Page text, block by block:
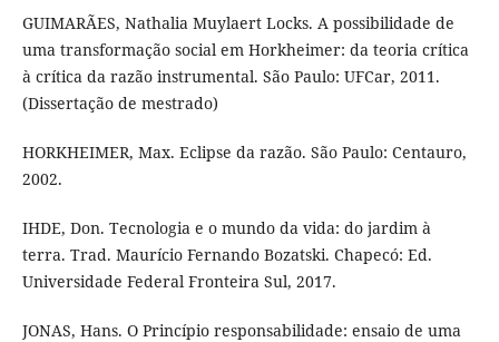
GUIMARÃES, Nathalia Muylaert Locks. A possibilidade de
uma transformação social em Horkheimer: da teoria crítica
à crítica da razão instrumental. São Paulo: UFCar, 2011.
(Dissertação de mestrado)
HORKHEIMER, Max. Eclipse da razão. São Paulo: Centauro,
2002.
IHDE, Don. Tecnologia e o mundo da vida: do jardim à
terra. Trad. Maurício Fernando Bozatski. Chapecó: Ed.
Universidade Federal Fronteira Sul, 2017.
JONAS, Hans. O Princípio responsabilidade: ensaio de uma